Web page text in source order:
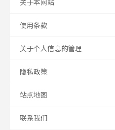
关于本网站
使用条款
关于个人信息的管理
隐私政策
站点地图
联系我们